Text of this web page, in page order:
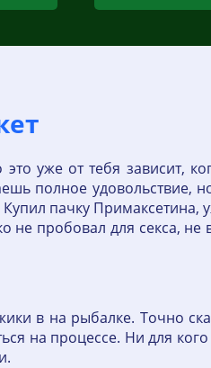
уже от тебя зависит,
полное удовольствие,
пачку Примаксетина,
не пробовал для секса, не
в на рыбалке. Точно
на процессе. Ни для